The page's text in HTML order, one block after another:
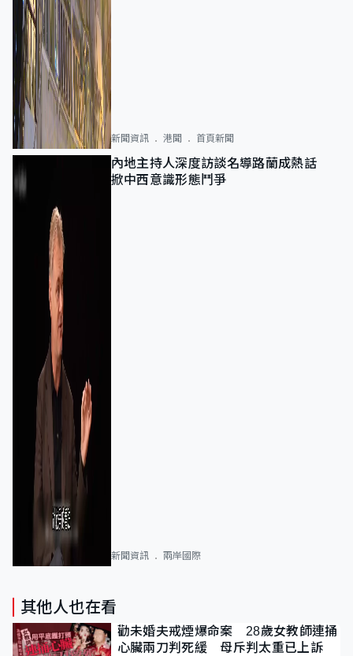
新聞資訊 港聞 首頁新聞
內地主持人深度訪談名導路蘭成熱話
掀中西意識形態鬥爭
新聞資訊 兩岸國際
其他人也在看
勸未婚夫戒煙爆命案 28歲女教師連捅
心臟兩刀判死緩 母斥判太重已上訴